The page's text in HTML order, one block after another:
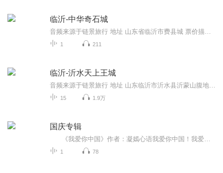
临沂-中华奇石城
1 211
临沂-沂水天上王城
15 1.9万
国庆专辑
1 78